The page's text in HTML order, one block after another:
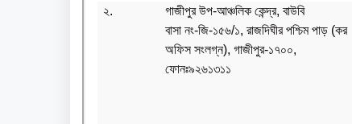
২.
গাজীপুর উপ-আঞ্চলিক কেন্দ্র, বাউবি
বাসা নং-জি-১৫৬/১, রাজদিঘীর পশ্চিম পাড় (কর
অফিস সংলগ্ন), গাজীপুর-১৭০০,
ফোনঃ৯২৬১৩১১